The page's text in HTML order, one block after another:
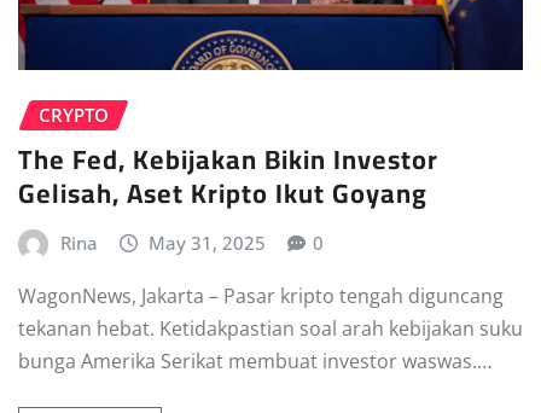
CRYPTO
The Fed, Kebijakan Bikin Investor
Gelisah, Aset Kripto Ikut Goyang
Rina May 31, 2025 0
WagonNews, Jakarta – Pasar kripto tengah diguncang
tekanan hebat. Ketidakpastian soal arah kebijakan suku
bunga Amerika Serikat membuat investor waswas.…